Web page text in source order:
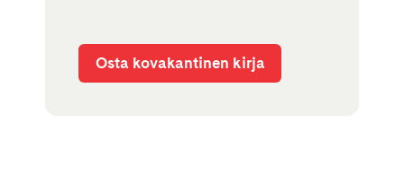
Osta kovakantinen kirja